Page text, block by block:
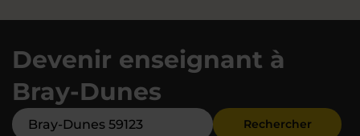
Devenir enseignant à
Bray-Dunes
Rechercher